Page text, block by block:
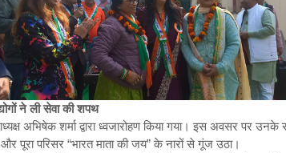
ने ली सेवा की शपथ
अभिषेक शर्मा द्वारा ध्वजारोहण किया गया। इस अवसर पर उनके
और पूरा परिसर “भारत माता की जय” के नारों से गूंज उठा।